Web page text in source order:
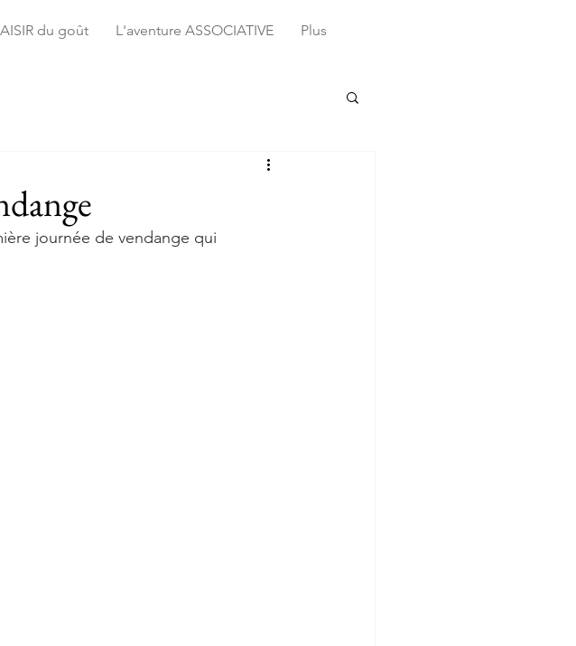
du goût L'aventure ASSOCIATIVE Plus
journée de vendange qui